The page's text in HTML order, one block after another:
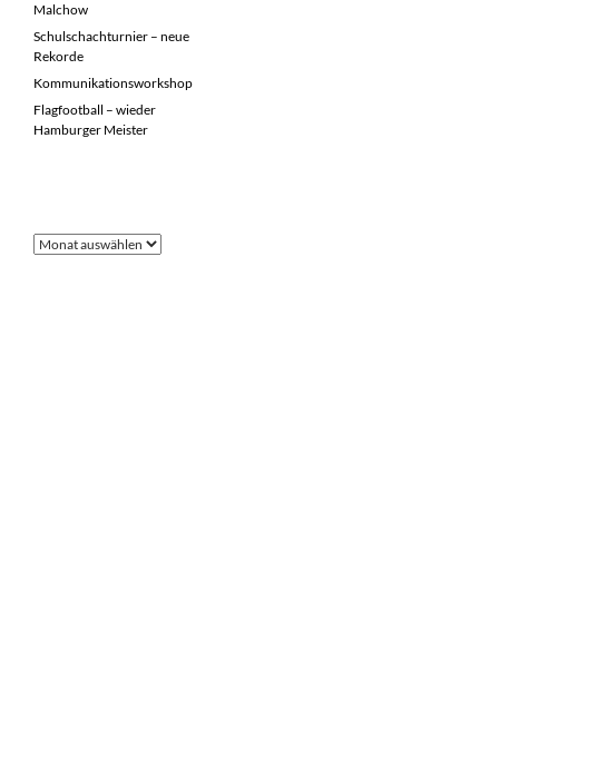
Malchow
Schulschachturnier – neue
Rekorde
Kommunikationsworkshop
Flagfootball – wieder
Hamburger Meister
Frühere